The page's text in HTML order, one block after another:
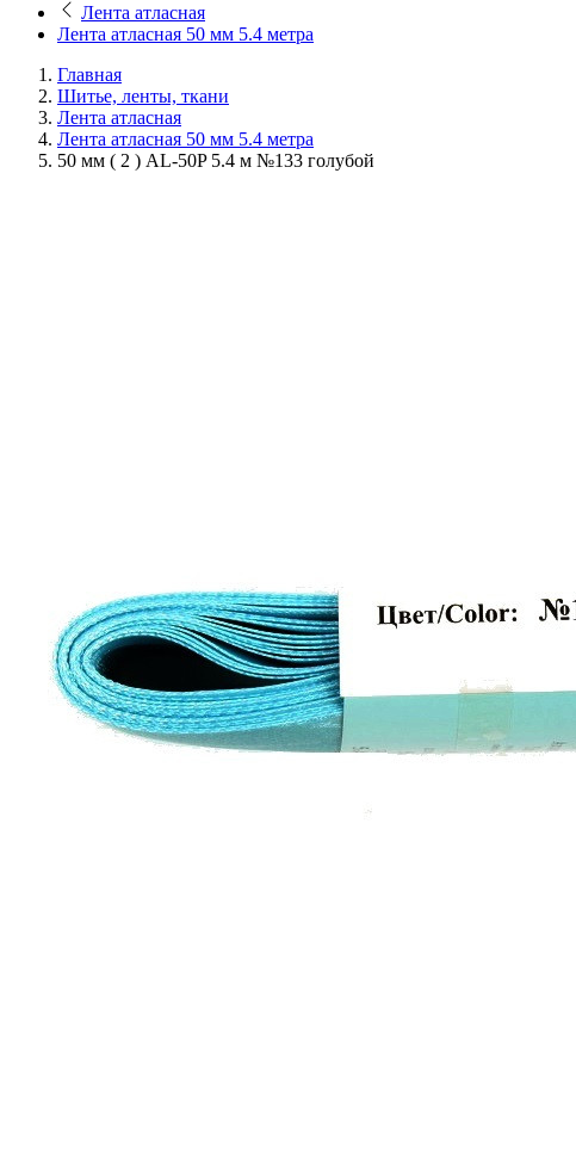
Лента атласная
Лента атласная 50 мм 5.4 метра
Главная
Шитье, ленты, ткани
Лента атласная
Лента атласная 50 мм 5.4 метра
50 мм ( 2 ) AL-50P 5.4 м №133 голубой